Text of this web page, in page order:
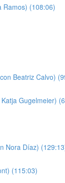
Ramos) (108:06)
Beatriz Calvo)
Gugelmeier)
Nora Díaz)
(115:03)